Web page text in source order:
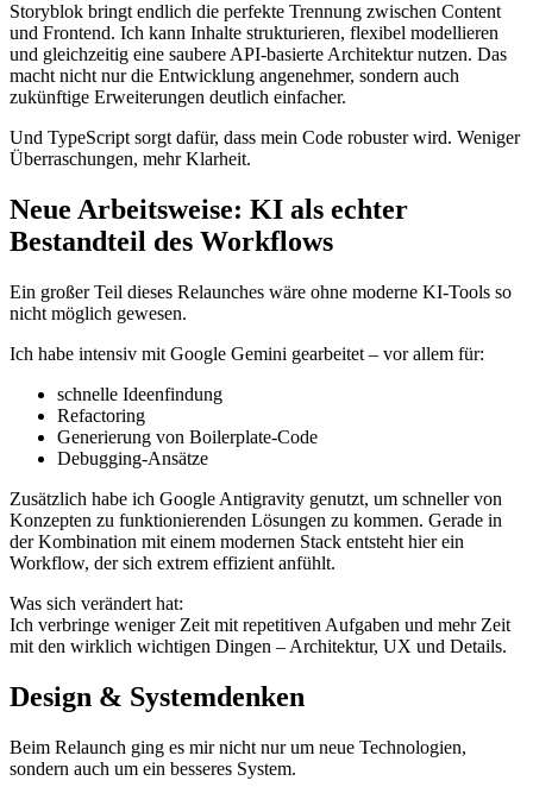
Storyblok bringt endlich die perfekte Trennung zwischen Content
und Frontend. Ich kann Inhalte strukturieren, flexibel modellieren
und gleichzeitig eine saubere API-basierte Architektur nutzen. Das
macht nicht nur die Entwicklung angenehmer, sondern auch
zukünftige Erweiterungen deutlich einfacher.
Und TypeScript sorgt dafür, dass mein Code robuster wird. Weniger
Überraschungen, mehr Klarheit.
Neue Arbeitsweise: KI als echter
Bestandteil des Workflows
Ein großer Teil dieses Relaunches wäre ohne moderne KI-Tools so
nicht möglich gewesen.
Ich habe intensiv mit Google Gemini gearbeitet – vor allem für:
schnelle Ideenfindung
Refactoring
Generierung von Boilerplate-Code
Debugging-Ansätze
Zusätzlich habe ich Google Antigravity genutzt, um schneller von
Konzepten zu funktionierenden Lösungen zu kommen. Gerade in
der Kombination mit einem modernen Stack entsteht hier ein
Workflow, der sich extrem effizient anfühlt.
Was sich verändert hat:
Ich verbringe weniger Zeit mit repetitiven Aufgaben und mehr Zeit
mit den wirklich wichtigen Dingen – Architektur, UX und Details.
Design & Systemdenken
Beim Relaunch ging es mir nicht nur um neue Technologien,
sondern auch um ein besseres System.